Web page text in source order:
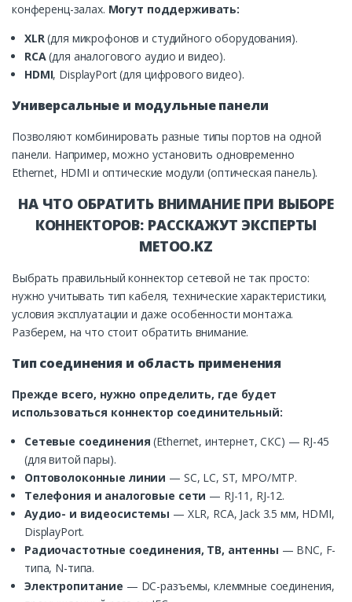
конференц-залах. Могут поддерживать:
XLR(для микрофонов и студийного оборудования).
RCA(для аналогового аудио и видео).
HDMI, DisplayPort (для цифрового видео).
Универсальные и модульные панели
Позволяют комбинировать разные типы портов на одной
панели. Например, можно установить одновременно
Ethernet, HDMI и оптические модули (оптическая панель).
НА ЧТО ОБРАТИТЬ ВНИМАНИЕ ПРИ ВЫБОРЕ
КОННЕКТОРОВ: РАССКАЖУТ ЭКСПЕРТЫ
METOO.KZ
Выбрать правильный коннектор сетевой не так просто:
нужно учитывать тип кабеля, технические характеристики,
условия эксплуатации и даже особенности монтажа.
Разберем, на что стоит обратить внимание.
Тип соединения и область применения
Прежде всего, нужно определить, где будет
использоваться коннектор соединительный:
Сетевые соединения (Ethernet, интернет, СКС) — RJ-45
(для витой пары).
Оптоволоконные линии — SC, LC, ST, MPO/MTP.
Телефония и аналоговые сети — RJ-11, RJ-12.
Аудио- и видеосистемы — XLR, RCA, Jack 3.5 мм, HDMI,
DisplayPort.
Радиочастотные соединения, ТВ, антенны — BNC, F-
типа, N-типа.
Электропитание — DC-разъемы, клеммные соединения,